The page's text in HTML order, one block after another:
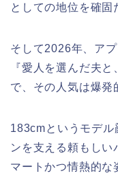
としての地位を確固
そして2026年、ア
『愛人を選んだ夫
で、その人気は爆発
183cmというモデル
ンを支える頼もしい
マートかつ情熱的な